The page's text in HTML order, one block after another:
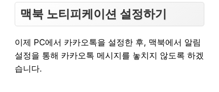
맥북 노티피케이션 설정하기
이제 PC에서 카카오톡을 설정한 후, 맥북에서 알림
설정을 통해 카카오톡 메시지를 놓치지 않도록 하겠
습니다.